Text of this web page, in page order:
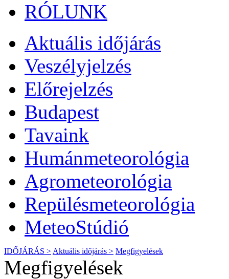
RÓLUNK
Aktuális időjárás
Veszélyjelzés
Előrejelzés
Budapest
Tavaink
Humánmeteorológia
Agrometeorológia
Repülésmeteorológia
MeteoStúdió
IDŐJÁRÁS > Aktuális időjárás > Megfigyelések
Megfigyelések